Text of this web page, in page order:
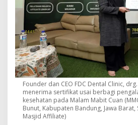
Founder dan CEO FDC Dental Clinic,
menerima sertifikat usai berbagi
kesehatan pada Malam Mabit Cuan
Bunut, Kabupaten Bandung, Jawa Barat,
Masjid Affiliate)